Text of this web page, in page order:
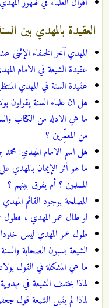
العقيدة بالمهدي بين
المهدي آخر الخلفاء الإثنى
عقيدة الشيعة في الامام
عقيدة السنة في المهدي
هل ان علماء السنة يقولون
ما هي الادله من الكتاب
من المعمِّرين ؟
هل اسم الامام المهدي: محمد
ما هو أثر الإيمان بالمهدي
المسلمين ؟ أم يفرق بينهم ؟
المصلحة بوجود القائم المهدي
لو طال عمر المهدي ، فطول
طول عمر المهدي ليس خلودا
الشيعة يسبون الصحابة
ما هي المشكلة في القول
لماذا يختلف الشيعة في
لماذا لم يقبل الشيعة قول